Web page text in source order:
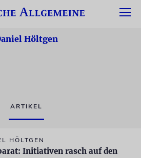
Höltgen
ARTIKEL
HÖLTGEN
Initiativen rasch auf den